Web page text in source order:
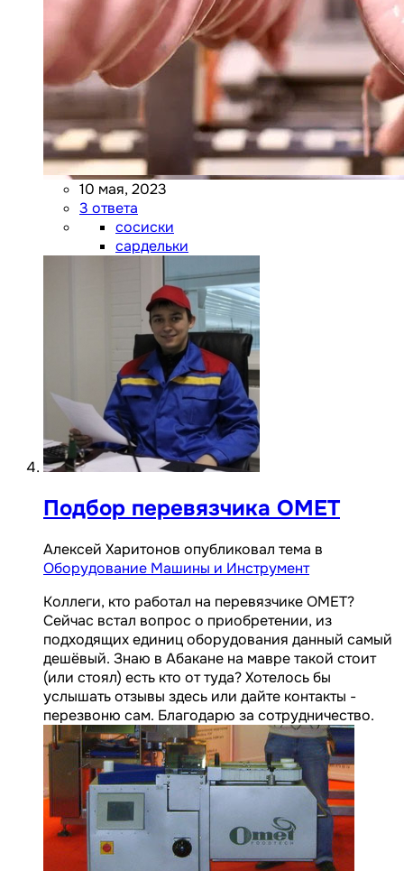
10 мая, 2023
3 ответа
сосиски
сардельки
Подбор перевязчика ОМЕТ
Алексей Харитонов опубликовал тема в
Оборудование Машины и Инструмент
Коллеги, кто работал на перевязчике ОМЕТ?
Сейчас встал вопрос о приобретении, из
подходящих единиц оборудования данный самый
дешёвый. Знаю в Абакане на мавре такой стоит
(или стоял) есть кто от туда? Хотелось бы
услышать отзывы здесь или дайте контакты -
перезвоню сам. Благодарю за сотрудничество.